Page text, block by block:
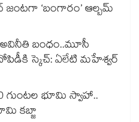
‘బంగారం’ ఆల్బమ్
బంధం..మూసీ
స్కెచ్: ఏలేటి మహేశ్వర్
గుంటల భూమి స్వాహా..
కబ్జా